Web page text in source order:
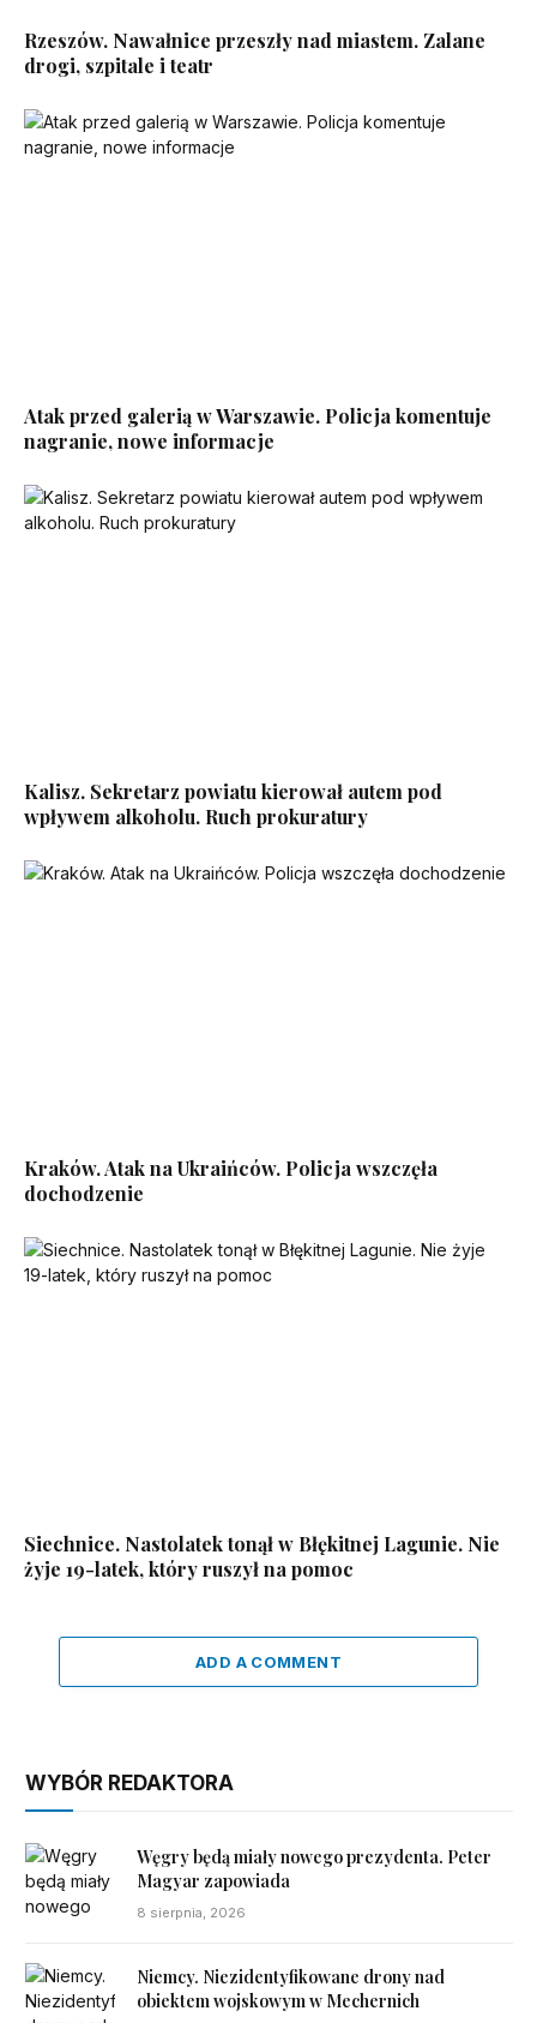
Rzeszów. Nawałnice przeszły nad miastem. Zalane
drogi, szpitale i teatr
Atak przed galerią w Warszawie. Policja komentuje
nagranie, nowe informacje
Kalisz. Sekretarz powiatu kierował autem pod
wpływem alkoholu. Ruch prokuratury
Kraków. Atak na Ukraińców. Policja wszczęła
dochodzenie
Siechnice. Nastolatek tonął w Błękitnej Lagunie. Nie
żyje 19-latek, który ruszył na pomoc
ADD A COMMENT
WYBÓR REDAKTORA
Węgry będą miały nowego prezydenta. Peter
Magyar zapowiada
8 sierpnia, 2026
Niemcy. Niezidentyfikowane drony nad
obiektem wojskowym w Mechernich